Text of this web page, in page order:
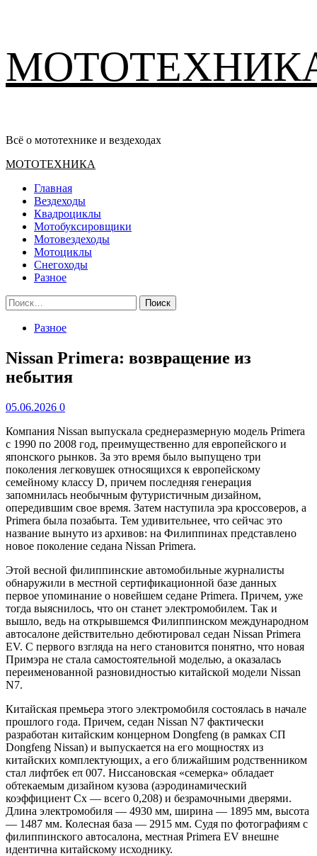
содержимому
Всё о мототехнике и вездеходах
Основное
МОТОТЕХНИКА
Главная
Вездеходы
Квадроциклы
Мотобуксировщики
Мотовездеходы
Мотоциклы
Снегоходы
Разное
Найти:
Разное
Nissan Primera: возвращение из
небытия
05.06.2026 0
Компания Nissan выпускала среднеразмерную модель Primera
с 1990 по 2008 год, преимущественно для европейского и
японского рынков. За это время было выпущено три
поколения легковушек относящихся к европейскому
семейному классу D, причем последняя генерация
запомнилась необычным футуристичным дизайном,
опередившим свое время. Затем наступила эра кроссоверов, а
Primera была позабыта. Тем удивительнее, что сейчас это
название вынуто из архивов: на Филиппинах представлено
новое поколение седана Nissan Primera.
Этой весной филиппинские автомобильные журналисты
обнаружили в местной сертификационной базе данных
первое упоминание о новейшем седане Primera. Причем, уже
тогда выяснилось, что он станет электромобилем. Так и
вышло, ведь на открывшемся Филиппинском международном
автосалоне действительно дебютировал седан Nissan Primera
EV. С первого взгляда на него становится понятно, что новая
Примэра не стала самостоятельной моделью, а оказалась
переименованной разновидностью китайской модели Nissan
N7.
Китайская премьера этого электромобиля состоялась в начале
прошлого года. Причем, седан Nissan N7 фактически
разработан китайским концерном Dongfeng (в рамках СП
Dongfeng Nissan) и выпускается на его мощностях из
китайских комплектующих, а его ближайшим родственником
стал лифтбек eπ 007. Ниссановская «семерка» обладает
обтекаемым дизайном кузова (аэродинамический
коэффициент Cx — всего 0,208) и безрамочными дверями.
Длина электромобиля — 4930 мм, ширина — 1895 мм, высота
— 1487 мм. Колесная база — 2915 мм. Судя по фотографиям с
филиппинского автосалона, местная Primera EV внешне
идентична китайскому исходнику.